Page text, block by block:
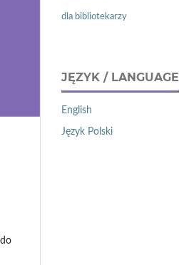
dla bibliotekarzy
JĘZYK / LANGUAGE
English
Język Polski